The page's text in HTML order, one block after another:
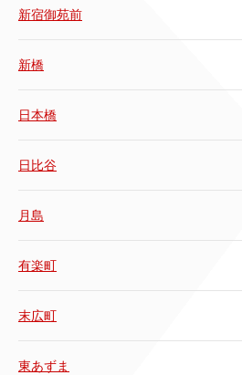
新宿御苑前
新橋
日本橋
日比谷
月島
有楽町
末広町
東あずま